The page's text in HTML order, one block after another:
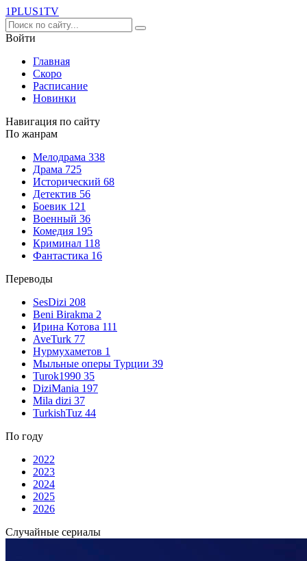
1PLUS1TV
Войти
Главная
Скоро
Расписание
Новинки
Навигация по сайту
По жанрам
Мелодрама 338
Драма 725
Исторический 68
Детектив 56
Боевик 121
Военный 36
Комедия 195
Криминал 118
Фантастика 16
Переводы
SesDizi 208
Beni Birakma 2
Ирина Котова 111
AveTurk 77
Нурмухаметов 1
Мыльные оперы Турции 39
Turok1990 35
DiziMania 197
Mila dizi 37
TurkishTuz 44
По году
2022
2023
2024
2025
2026
Случайные сериалы